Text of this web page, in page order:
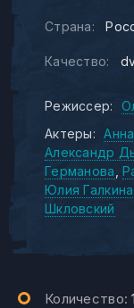
Страна:
Качество:
Режиссер:
Актеры:
Александр
Германова
Юлия Галкина
Шкловский
Количество: